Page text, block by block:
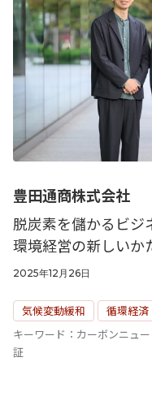
豊田通商株式会社
脱炭素を儲かるビ
環境経営の新しいか
2025年12月26日
気候変動緩和 循環経済
キーワード：カーボンニュ
証